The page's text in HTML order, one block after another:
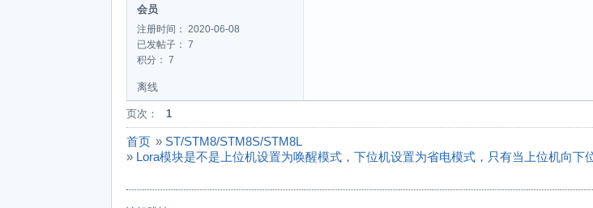
会员
注册时间： 2020-06-08
已发帖子： 7
积分： 7
离线
页次： 1
首页 » ST/STM8/STM8S/STM8L
» Lora模块是不是上位机设置为唤醒模式，下位机设置为省电模式，只有当上位机向下